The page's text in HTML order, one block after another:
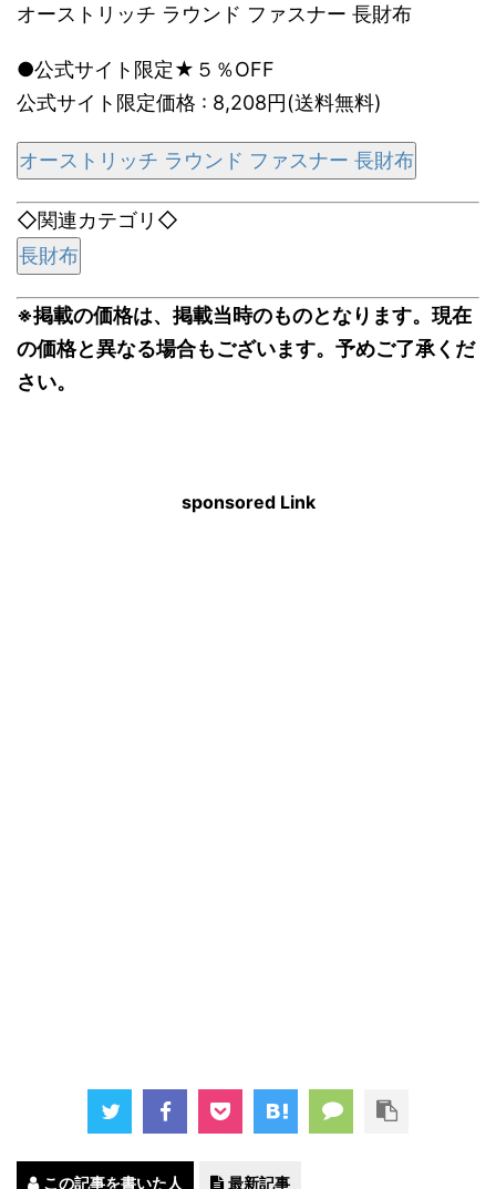
オーストリッチ ラウンド ファスナー 長財布
●公式サイト限定★５％OFF
公式サイト限定価格 : 8,208円(送料無料)
オーストリッチ ラウンド ファスナー 長財布
◇関連カテゴリ◇
長財布
※掲載の価格は、掲載当時のものとなります。現在
の価格と異なる場合もございます。予めご了承くだ
さい。
sponsored Link
この記事を書いた人 最新記事